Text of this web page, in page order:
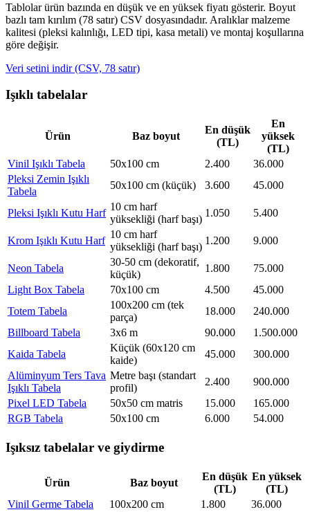
Tablolar ürün bazında en düşük ve en yüksek fiyatı gösterir. Boyut
bazlı tam kırılım (78 satır) CSV dosyasındadır. Aralıklar malzeme
kalitesi (pleksi kalınlığı, LED tipi, kasa metali) ve montaj koşullarına
göre değişir.
Veri setini indir (CSV, 78 satır)
Işıklı tabelalar
Ürün Baz boyut
En düşük
(TL)
En
yüksek
(TL)
Vinil Işıklı Tabela
50x100 cm 2.400
36.000
Pleksi Zemin Işıklı
Tabela
50x100 cm (küçük) 3.600 45.000
Pleksi Işıklı Kutu Harf
10 cm harf
yüksekliği (harf başı)
1.050 5.400
Krom Işıklı Kutu Harf
10 cm harf
yüksekliği (harf başı)
1.200 9.000
Neon Tabela
30-50 cm (dekoratif,
küçük)
1.800
75.000
Light Box Tabela
70x100 cm 4.500
45.000
Totem Tabela
100x200 cm (tek
parça)
18.000
240.000
Billboard Tabela
3x6 m 90.000
1.500.000
Kaida Tabela
Küçük (60x120 cm
kaide)
45.000
300.000
Alüminyum Ters Tava
Işıklı Tabela
Metre başı (standart
profil)
2.400
900.000
Pixel LED Tabela
50x50 cm matris 15.000
165.000
RGB Tabela
50x100 cm 6.000 54.000
Işıksız tabelalar ve giydirme
Ürün Baz boyut
En düşük
(TL)
En yüksek
(TL)
Vinil Germe Tabela
100x200 cm 1.800
36.000